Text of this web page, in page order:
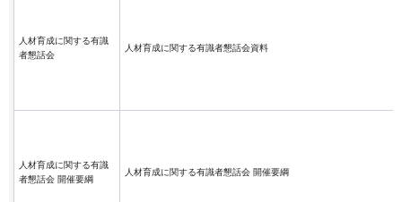
人材育成に関する有識
者懇話会
人材育成に関する有識者懇話会資料
人材育成に関する有識
者懇話会 開催要綱
人材育成に関する有識者懇話会 開催要綱